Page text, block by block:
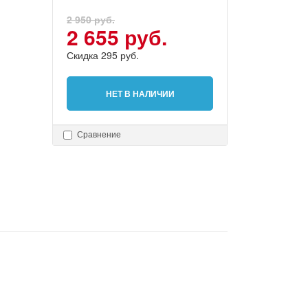
2 950 руб.
2 655 руб.
Скидка 295 руб.
НЕТ В НАЛИЧИИ
Сравнение